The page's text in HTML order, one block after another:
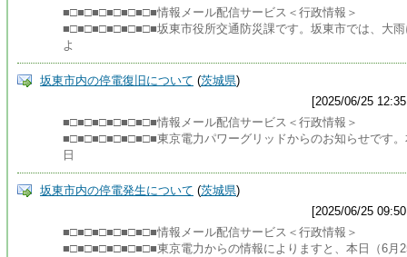
■□■□■□■□■□■□■情報メール配信サービス＜行政情報＞
■□■□■□■□■□■□■坂東市役所交通防災課です。坂東市では、大雨
よ
坂東市内の停電復旧について (茨城県)
[2025/06/25
■□■□■□■□■□■□■情報メール配信サービス＜行政情報＞
■□■□■□■□■□■□■東京電力パワーグリッドからのお知らせです。
日
坂東市内の停電発生について (茨城県)
[2025/06/25
■□■□■□■□■□■□■情報メール配信サービス＜行政情報＞
■□■□■□■□■□■□■東京電力からの情報によりますと、本日（6月